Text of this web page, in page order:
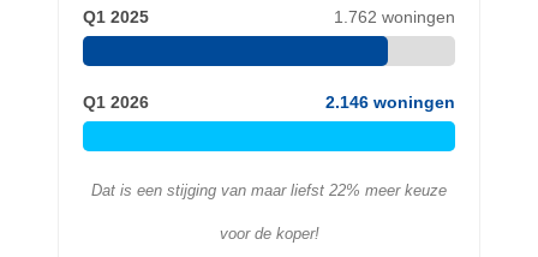
Q1 2025 1.762 woningen
Q1 2026 2.146 woningen
Dat is een stijging van maar liefst 22% meer keuze
voor de koper!